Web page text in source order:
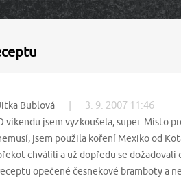
Bublová 3. 9. 2007 11:46
víkendu jsem vyzkoušela, super. Místo
jsem použila koření Mexiko od
chválili a už dopředu se
opečené česnekové bramboty a